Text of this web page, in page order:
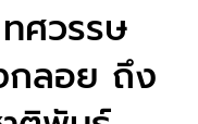
ศวรรษ
กลอย ถึง